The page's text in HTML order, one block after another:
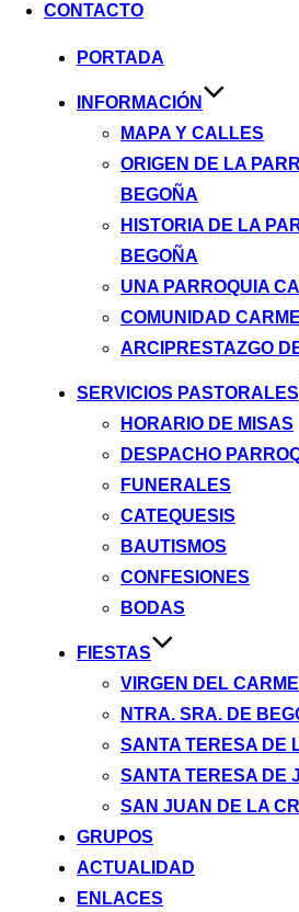
CONTACTO
contenido
PORTADA
INFORMACIÓN
MAPA Y CALLES
ORIGEN DE LA
BEGOÑA
HISTORIA DE LA
BEGOÑA
UNA PARROQUIA
COMUNIDAD
ARCIPRESTAZGO
SERVICIOS PASTORALES
HORARIO DE MISAS
DESPACHO
FUNERALES
CATEQUESIS
BAUTISMOS
CONFESIONES
BODAS
FIESTAS
VIRGEN DEL
NTRA. SRA. DE
SANTA TERESA DE
SANTA TERESA DE
SAN JUAN DE LA
GRUPOS
ACTUALIDAD
ENLACES